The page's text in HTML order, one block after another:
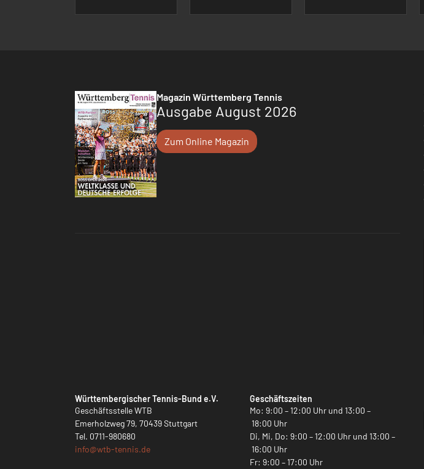
Magazin Württemberg Tennis
Ausgabe August 2026
Zum Online Magazin
Württembergischer Tennis-Bund e.V.
Geschäftsstelle WTB
Emerholzweg 79, 70439 Stuttgart
Tel. 0711-980680
info@wtb-tennis.de
Geschäftszeiten
Mo: 9:00 – 12:00 Uhr und 13:00 –
18:00 Uhr
Di, Mi, Do: 9:00 – 12:00 Uhr und 13:00 –
16:00 Uhr
Fr: 9:00 – 17:00 Uhr